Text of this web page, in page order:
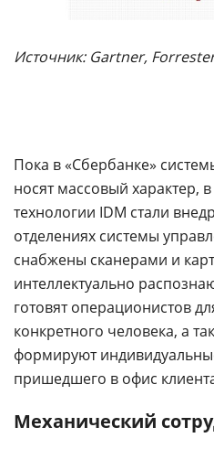
Источник: Gartner,
Пока в «Сбербанке»
носят массовый характер,
технологии IDM стали
отделениях системы
снабжены сканерами и
интеллектуально
готовят операционистов
конкретного человека, а
формируют
пришедшего в офис
Механический